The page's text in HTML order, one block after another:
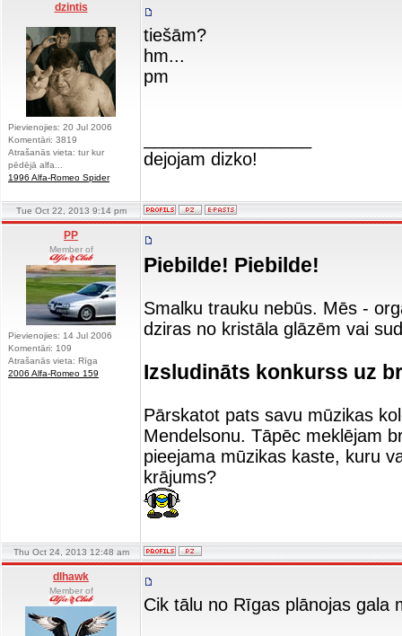
dzintis
Pievienojies: 20 Jul 2006
Komentāri: 3819
Atrašanās vieta: tur kur
pēdējā alfa...
1996 Alfa-Romeo Spider
tiešām?
hm...
pm
dejojam dizko!
Tue Oct 22, 2013 9:14 pm
PP
Member of
Pievienojies: 14 Jul 2006
Komentāri: 109
Atrašanās vieta: Rīga
2006 Alfa-Romeo 159
Piebilde! Piebilde!
Smalku trauku nebūs. Mēs -
dziras no kristāla glāzēm vai
Izsludināts konkurss uz
Pārskatot pats savu mūzikas
Mendelsonu. Tāpēc meklējam
pieejama mūzikas kaste, kuru
krājums?
Thu Oct 24, 2013 12:48 am
dlhawk
Member of
Cik tālu no Rīgas plānojas gala